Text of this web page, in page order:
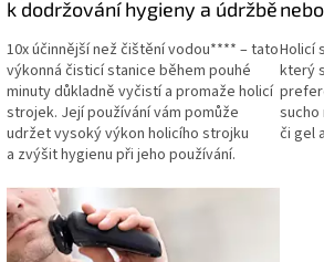
k dodržování hygieny a údržbě
10x účinnější než čištění vodou**** – tato
výkonná čisticí stanice během pouhé
minuty důkladně vyčistí a promaže holicí
strojek. Její používání vám pomůže
udržet vysoký výkon holicího strojku
a zvýšit hygienu při jeho používání.
Holicí
který
sucho
či gel